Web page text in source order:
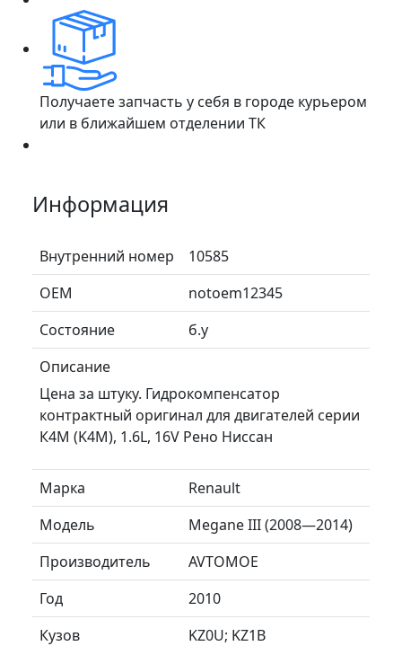
Получаете запчасть у себя в городе курьером
или в ближайшем отделении ТК
Информация
Внутренний номер
10585
ОЕМ
notoem12345
Состояние
б.у
Описание
Цена за штуку. Гидрокомпенсатор
контрактный оригинал для двигателей серии
К4М (K4M), 1.6L, 16V Рено Ниссан
Марка
Renault
Модель
Megane III (2008—2014)
Производитель
AVTOMOE
Год
2010
Кузов
KZ0U; KZ1B